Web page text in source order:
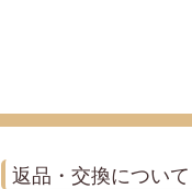
返品・交換について